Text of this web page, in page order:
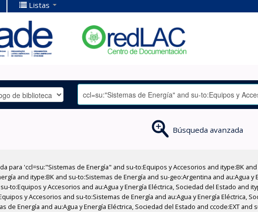
Listas
Búsqueda avanzada
para 'ccl=su:"Sistemas de Energía" and su-to:Equipos y Accesorios and itype:BK and
and itype:BK and su-to:Sistemas de Energía and su-geo:Argentina and au:Agua y
to:Equipos y Accesorios and au:Agua y Energía Eléctrica, Sociedad del Estado and
y Accesorios and su-to:Sistemas de Energía and au:Agua y Energía Eléctrica,
de Energía and au:Agua y Energía Eléctrica, Sociedad del Estado and ccode:EXT